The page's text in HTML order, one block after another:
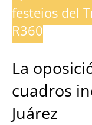
festejos del
R360
La
cuadros
Juárez